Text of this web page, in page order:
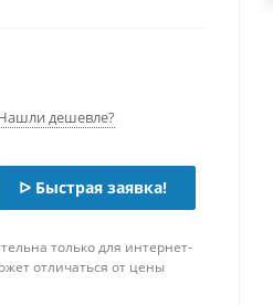
дешевле?
ᐅ Быстрая заявка!
только для интернет-
отличаться от цены